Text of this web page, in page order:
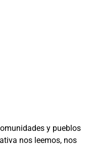
y pueblos
nos leemos, nos